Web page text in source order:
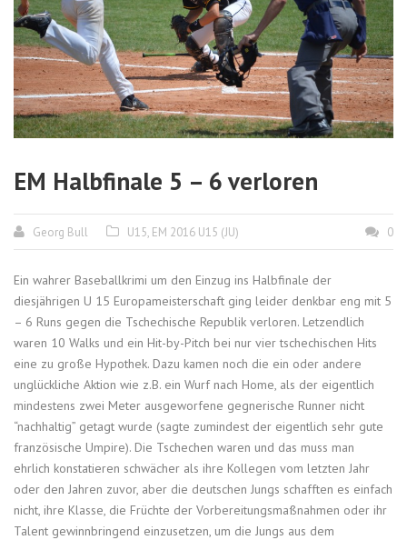
EM Halbfinale 5 – 6 verloren
Georg Bull U15, EM 2016 U15 (JU) 0
Ein wahrer Baseballkrimi um den Einzug ins Halbfinale der
diesjährigen U 15 Europameisterschaft ging leider denkbar eng mit 5
– 6 Runs gegen die Tschechische Republik verloren. Letzendlich
waren 10 Walks und ein Hit-by-Pitch bei nur vier tschechischen Hits
eine zu große Hypothek. Dazu kamen noch die ein oder andere
unglückliche Aktion wie z.B. ein Wurf nach Home, als der eigentlich
mindestens zwei Meter ausgeworfene gegnerische Runner nicht
“nachhaltig” getagt wurde (sagte zumindest der eigentlich sehr gute
französische Umpire). Die Tschechen waren und das muss man
ehrlich konstatieren schwächer als ihre Kollegen vom letzten Jahr
oder den Jahren zuvor, aber die deutschen Jungs schafften es einfach
nicht, ihre Klasse, die Früchte der Vorbereitungsmaßnahmen oder ihr
Talent gewinnbringend einzusetzen, um die Jungs aus dem